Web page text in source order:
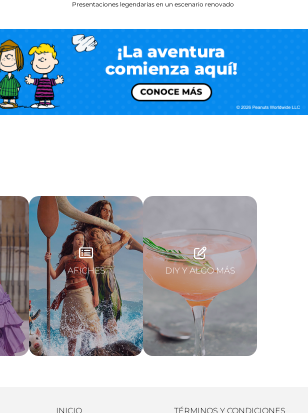
Presentaciones legendarias en un escenario renovado
AFICHES DIY Y ALGO MÁS
INICIO TÉRMINOS Y CONDICIONES